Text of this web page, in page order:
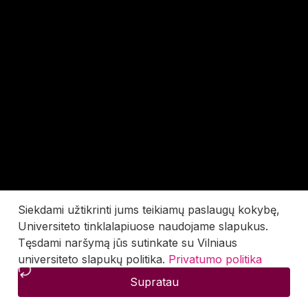
Siekdami užtikrinti jums teikiamų paslaugų kokybę,
Universiteto tinklalapiuose naudojame slapukus.
Tęsdami naršymą jūs sutinkate su Vilniaus
universiteto slapukų politika. Privatumo politika
Supratau